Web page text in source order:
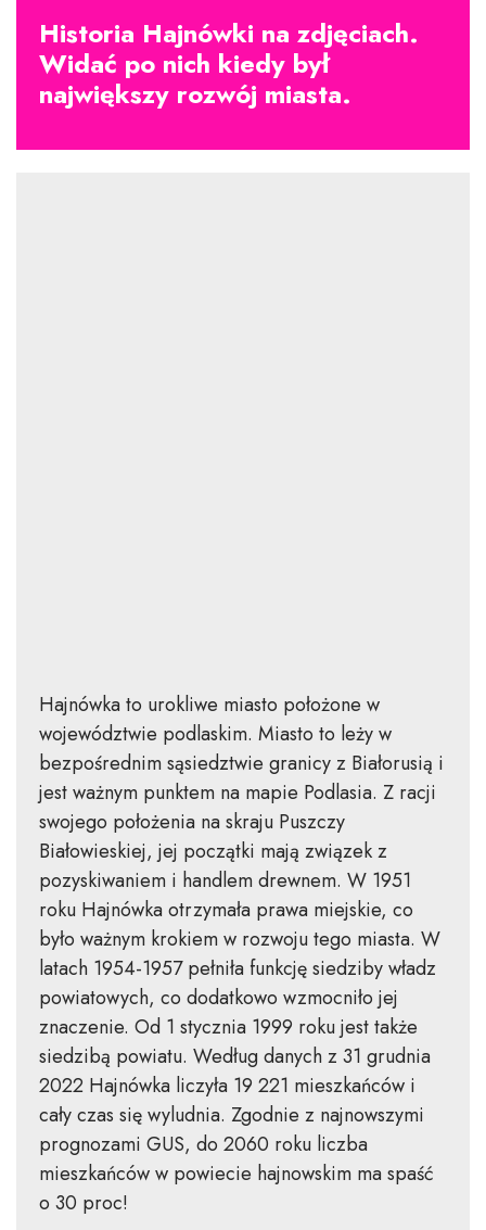
Historia Hajnówki na zdjęciach.
Widać po nich kiedy był
największy rozwój miasta.
Hajnówka to urokliwe miasto położone w
województwie podlaskim. Miasto to leży w
bezpośrednim sąsiedztwie granicy z Białorusią i
jest ważnym punktem na mapie Podlasia. Z racji
swojego położenia na skraju Puszczy
Białowieskiej, jej początki mają związek z
pozyskiwaniem i handlem drewnem. W 1951
roku Hajnówka otrzymała prawa miejskie, co
było ważnym krokiem w rozwoju tego miasta. W
latach 1954-1957 pełniła funkcję siedziby władz
powiatowych, co dodatkowo wzmocniło jej
znaczenie. Od 1 stycznia 1999 roku jest także
siedzibą powiatu. Według danych z 31 grudnia
2022 Hajnówka liczyła 19 221 mieszkańców i
cały czas się wyludnia. Zgodnie z najnowszymi
prognozami GUS, do 2060 roku liczba
mieszkańców w powiecie hajnowskim ma spaść
o 30 proc!